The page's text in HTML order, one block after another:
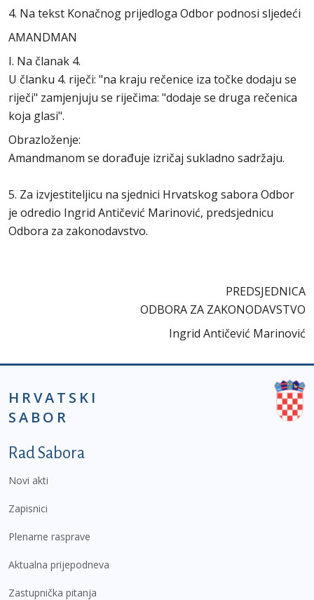
4. Na tekst Konačnog prijedloga Odbor podnosi sljedeći
AMANDMAN
I. Na članak 4.
U članku 4. riječi: "na kraju rečenice iza točke dodaju se
riječi" zamjenjuju se riječima: "dodaje se druga rečenica
koja glasi".
Obrazloženje:
Amandmanom se dorađuje izričaj sukladno sadržaju.
5. Za izvjestiteljicu na sjednici Hrvatskog sabora Odbor
je odredio Ingrid Antičević Marinović, predsjednicu
Odbora za zakonodavstvo.
PREDSJEDNICA
ODBORA ZA ZAKONODAVSTVO
Ingrid Antičević Marinović
HRVATSKI
SABOR
Podnožje prvi izbornik
Rad Sabora
Novi akti
Zapisnici
Plenarne rasprave
Aktualna prijepodneva
Zastupnička pitanja